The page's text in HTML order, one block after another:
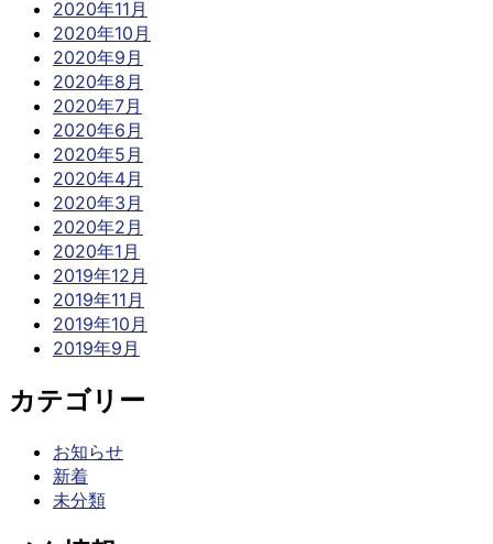
2020年11月
2020年10月
2020年9月
2020年8月
2020年7月
2020年6月
2020年5月
2020年4月
2020年3月
2020年2月
2020年1月
2019年12月
2019年11月
2019年10月
2019年9月
カテゴリー
お知らせ
新着
未分類